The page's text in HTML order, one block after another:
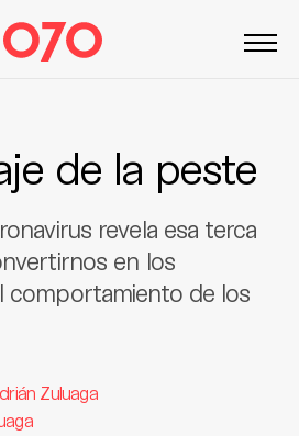
de la peste
revela esa terca
en los
comportamiento de los
Zuluaga